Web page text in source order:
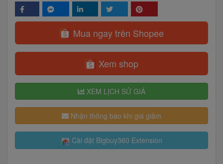
Mua ngay trên Shopee
Xem shop
XEM LỊCH SỬ GIÁ
Nhận thông báo khi giá giảm
Cài đặt Bigbuy360 Extension